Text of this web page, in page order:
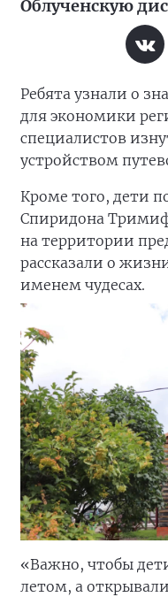
Облученскую
Ребята узнали о
для экономики
специалистов
устройством
Кроме того, дети
Спиридона
на территории
рассказали о
именем чудесах.
«Важно, чтобы
летом, а